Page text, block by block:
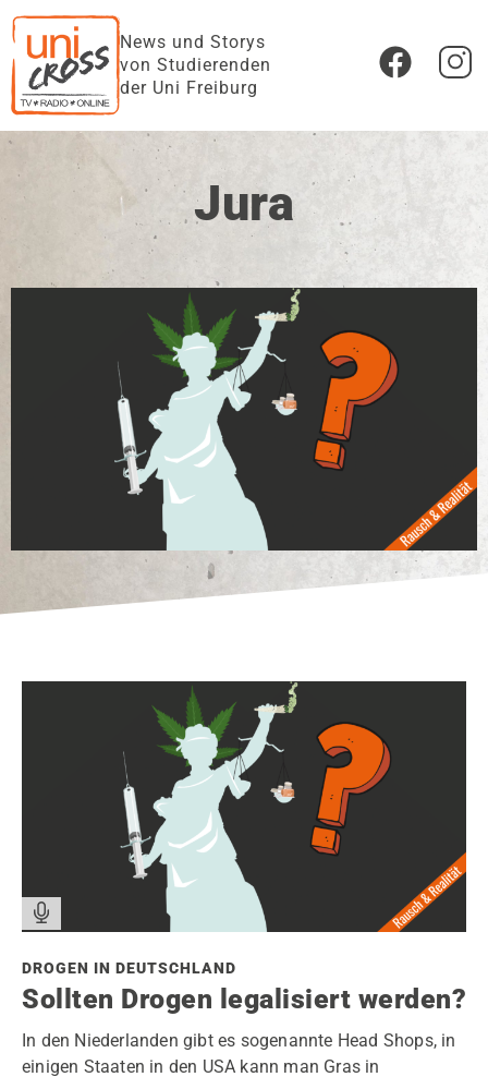
News und Storys
von Studierenden
der Uni Freiburg
Jura
DROGEN IN DEUTSCHLAND
Sollten Drogen legalisiert werden?
In den Niederlanden gibt es sogenannte Head Shops, in
einigen Staaten in den USA kann man Gras in